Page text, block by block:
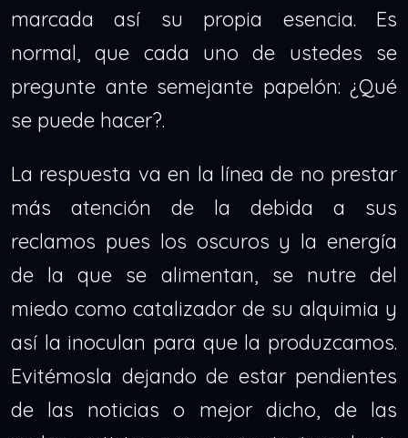
marcada así su propia esencia. Es
normal, que cada uno de ustedes se
pregunte ante semejante papelón: ¿Qué
se puede hacer?.
La respuesta va en la línea de no prestar
más atención de la debida a sus
reclamos pues los oscuros y la energía
de la que se alimentan, se nutre del
miedo como catalizador de su alquimia y
así la inoculan para que la produzcamos.
Evitémosla dejando de estar pendientes
de las noticias o mejor dicho, de las